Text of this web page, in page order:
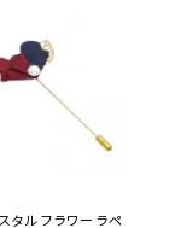
タル フラワー ラペ